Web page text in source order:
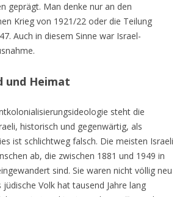
geprägt. Man denke nur an den
Krieg von 1921/22 oder die Teilung
Auch in diesem Sinne war Israel-
und Heimat
steht die
historisch und gegenwärtig, als
ist schlichtweg falsch. Die meisten Israeli
ab, die zwischen 1881 und 1949 in
sind. Sie waren nicht völlig neu
jüdische Volk hat tausend Jahre lang